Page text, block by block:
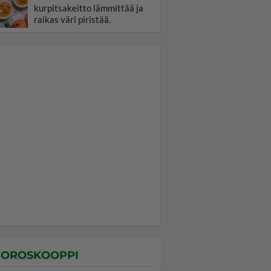
kurpitsakeitto lämmittää ja
raikas väri piristää.